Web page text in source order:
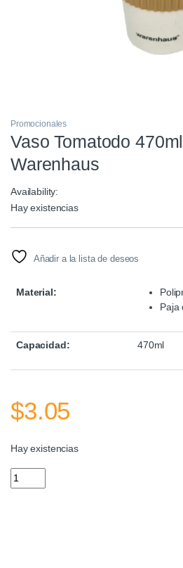
Promocionales
Vaso Tomatodo
Warenhaus
Availability:
Hay existencias
Añadir a la lista de deseos
Material:
Paja
Capacidad: 470ml
$3.05
Hay existencias
Vaso Tomatodo 470ml Ecológico